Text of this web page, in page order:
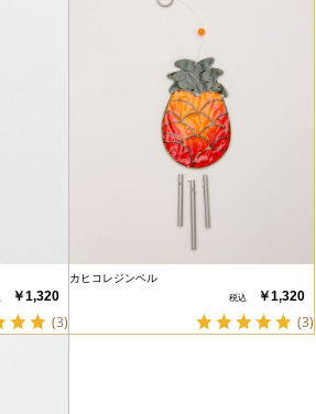
￥1,320
(3)
カヒコレジンベル
￥1,320
(3)